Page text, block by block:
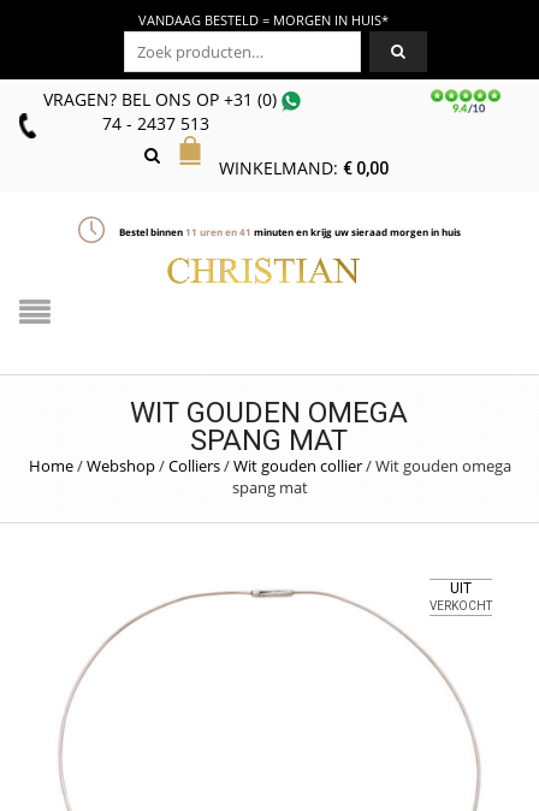
VANDAAG BESTELD = MORGEN IN HUIS*
Zoeken naar:
VRAGEN? BEL ONS OP+31 (0)
74 - 2437 513
WINKELMAND: €0,00
Bestel binnen11 uren en41 minuten en krijg uw sieraad morgen in huis
WIT GOUDEN OMEGA
SPANG MAT
Home/Webshop/Colliers/Wit gouden collier/Wit gouden omega
spang mat
UIT
VERKOCHT